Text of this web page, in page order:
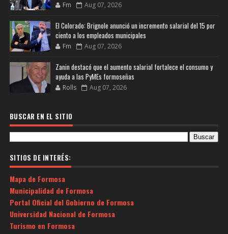
Fm Aug 07, 2026
El Colorado: Brignole anunció un incremento salarial del 15 por
ciento a los empleados municipales
Fm Aug 07, 2026
Zanin destacó que el aumento salarial fortalece el consumo y
ayuda a las PyMEs formoseñas
Rolls Aug 07, 2026
BUSCAR EN EL SITIO
SITIOS DE INTERÉS:
Mapa de Formosa
Municipalidad de Formosa
Portal Oficial del Gobierno de Formosa
Universidad Nacional de Formosa
Turismo en Formosa